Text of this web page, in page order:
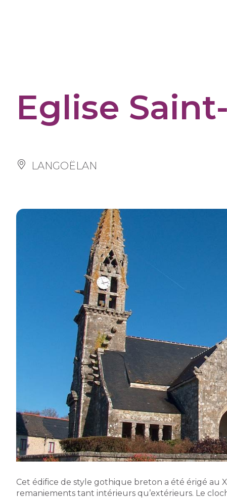
Eglise
LANGOËLAN
Cet édifice de style gothique breton a été érigé au
remaniements tant intérieurs qu’extérieurs. Le